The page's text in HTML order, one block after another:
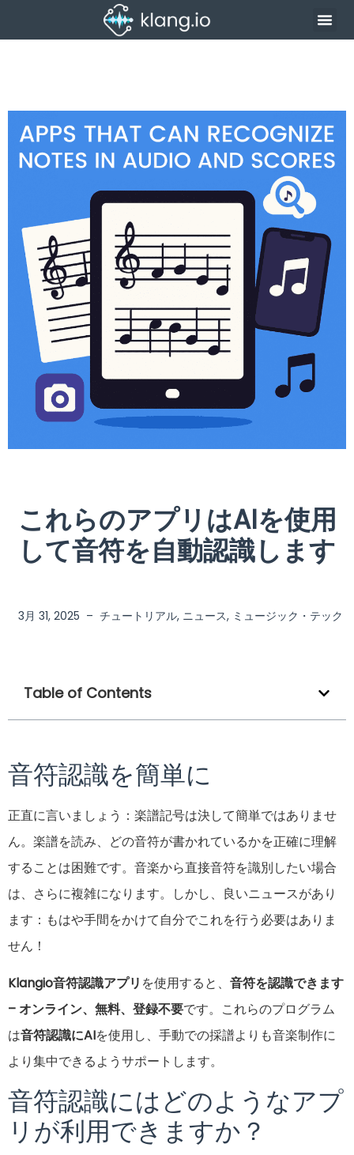
これらのアプリはAIを使用
して音符を自動認識します
3月 31, 2025 – チュートリアル, ニュース, ミュージック・テック
Table of Contents
音符認識を簡単に
正直に言いましょう：楽譜記号は決して簡単ではありませ
ん。楽譜を読み、どの音符が書かれているかを正確に理解
することは困難です。音楽から直接音符を識別したい場合
は、さらに複雑になります。しかし、良いニュースがあり
ます：もはや手間をかけて自分でこれを行う必要はありま
せん！
Klangio音符認識アプリ を使用すると、 音符を認識できます
– オンライン、無料、登録不要です。これらのプログラム
は音符認識にAIを使用し、手動での採譜よりも音楽制作に
より集中できるようサポートします。
音符認識にはどのようなアプ
リが利用できますか？